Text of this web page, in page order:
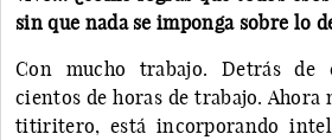
sin que nada se imponga sobre lo
Con mucho trabajo. Detrás de
cientos de horas de trabajo. Ahora
titiritero, está incorporando